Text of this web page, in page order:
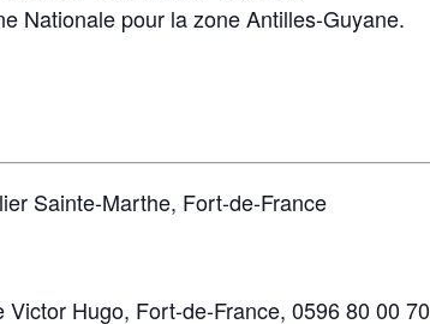
Nationale pour la zone Antilles-Guyane.
Sainte-Marthe, Fort-de-France
Hugo, Fort-de-France, 0596 80 00 70